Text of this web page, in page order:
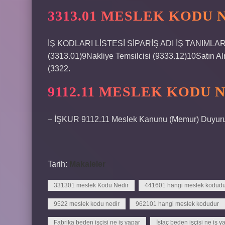
3313.01 MESLEK KODU
İŞ KODLARI LİSTESİ SİPARİŞ ADI İŞ
(3313.01)9Nakliye Temsilcisi (9333.12)10Satın
(3322.
9112.11 MESLEK KODU
– İŞKUR 9112.11 Meslek Kanunu (Memur)
Tarih: Makaleler
331301 meslek Kodu Nedir 441601 hangi meslek
9522 meslek kodu nedir 962101 hangi meslek kodudur
Fabrika beden işçisi ne iş yapar İstaç beden işçisi ne iş